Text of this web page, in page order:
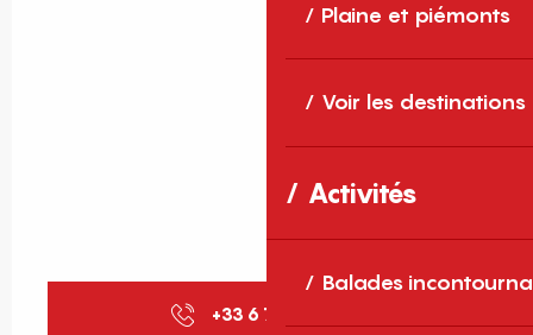
Plaine et piémonts
Voir les destinations
Activités
Balades
+33 6 76 38 20